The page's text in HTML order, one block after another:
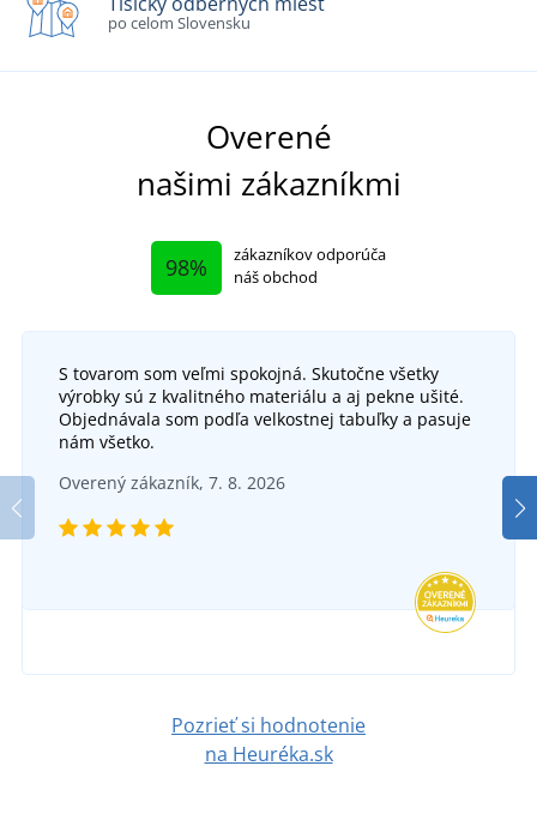
po celom Slovensku
Overené
našimi zákazníkmi
98%
zákazníkov odporúča
náš obchod
S tovarom som veľmi spokojná. Skutočne všetky
výrobky sú z kvalitného materiálu a aj pekne ušité.
Objednávala som podľa velkostnej tabuľky a pasuje
nám všetko.
Overený zákazník, 7. 8. 2026
Pozrieť si hodnotenie
na Heuréka.sk